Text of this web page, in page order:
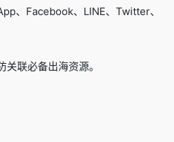
、Facebook、LINE、Twitter、
联必备出海资源。